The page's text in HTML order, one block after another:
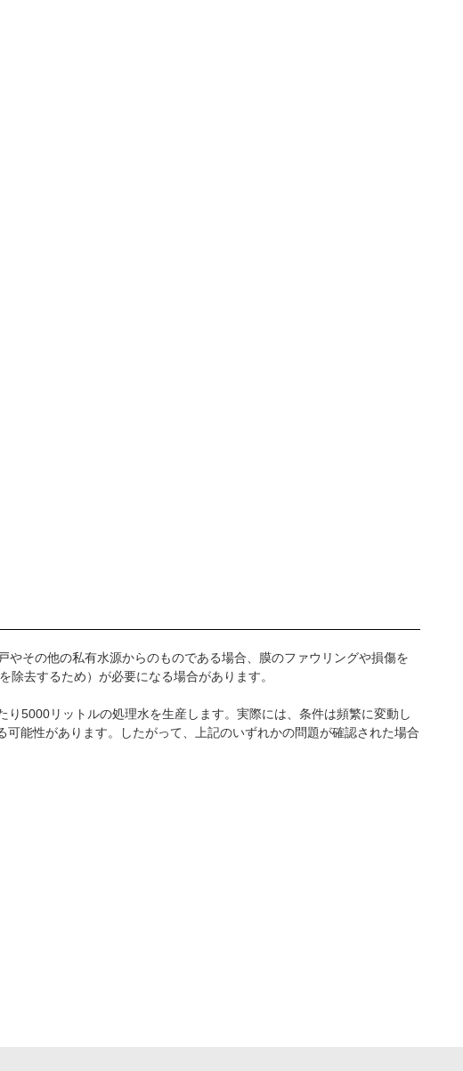
その他の私有水源からのものである場合、膜のファウリングや損傷を
去するため）が必要になる場合があります。
5000リットルの処理水を生産します。実際には、条件は頻繁に変動し
能性があります。したがって、上記のいずれかの問題が確認された場合